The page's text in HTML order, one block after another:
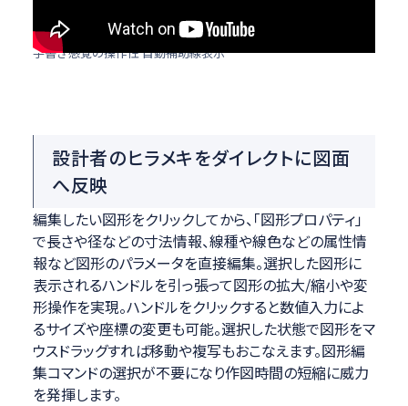
手書き感覚の操作性 自動補助線表示
設計者のヒラメキをダイレクトに図面
へ反映
編集したい図形をクリックしてから、「図形プロパティ」
で長さや径などの寸法情報、線種や線色などの属性情
報など図形のパラメータを直接編集。選択した図形に
表示されるハンドルを引っ張って図形の拡大/縮小や変
形操作を実現。ハンドルをクリックすると数値入力によ
るサイズや座標の変更も可能。選択した状態で図形をマ
ウスドラッグすれば移動や複写もおこなえます。図形編
集コマンドの選択が不要になり作図時間の短縮に威力
を発揮します。